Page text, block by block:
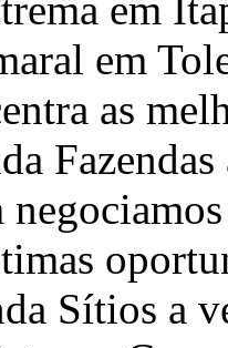
em
as
Sítios a